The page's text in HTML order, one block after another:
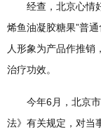
经查，北京心情好
烯鱼油凝胶糖果”普
人形象为产品作推销
治疗功效。
今年6月，北京市
法》有关规定，对当